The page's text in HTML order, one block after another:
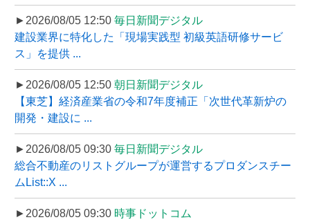
►2026/08/05 12:50 毎日新聞デジタル
建設業界に特化した「現場実践型 初級英語研修サービ
ス」を提供 ...
►2026/08/05 12:50 朝日新聞デジタル
【東芝】経済産業省の令和7年度補正「次世代革新炉の
開発・建設に ...
►2026/08/05 09:30 毎日新聞デジタル
総合不動産のリストグループが運営するプロダンスチー
ムList::X ...
►2026/08/05 09:30 時事ドットコム